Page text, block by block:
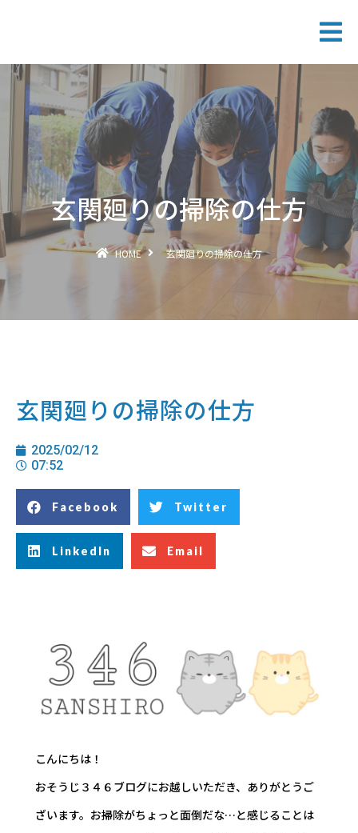
玄関廻りの掃除の仕方
HOME 玄関廻りの掃除の仕方
玄関廻りの掃除の仕方
2025/02/12
07:52
Facebook Twitter
LinkedIn Email
こんにちは！
おそうじ３４６ブログにお越しいただき、ありがとうご
ざいます。お掃除がちょっと面倒だな…と感じることは